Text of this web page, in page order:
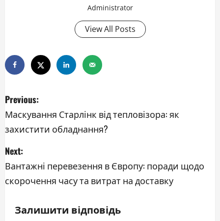
Administrator
View All Posts
P
o
s
t
n
Previous:
Маскування Старлінк від тепловізора: як
захистити обладнання?
Next:
Вантажні перевезення в Європу: поради щодо
скорочення часу та витрат на доставку
Залишити відповідь